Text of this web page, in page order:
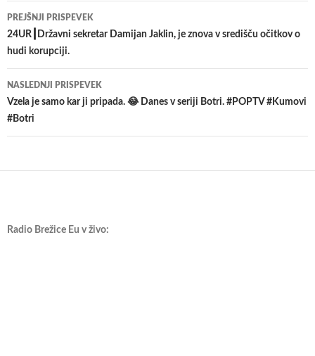
Krmarjenje
po
prispevkih
PREJŠNJI PRISPEVEK
24UR┃Državni sekretar Damijan Jaklin, je znova v središču očitkov o
hudi korupciji.
NASLEDNJI PRISPEVEK
Vzela je samo kar ji pripada. 😂 Danes v seriji Botri. #POPTV #Kumovi
#Botri
Radio Brežice Eu v živo: